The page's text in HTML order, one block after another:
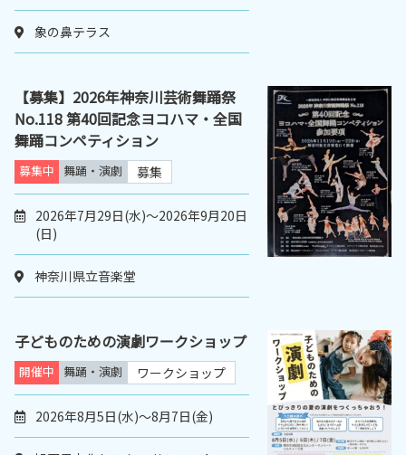
象の鼻テラス
【募集】2026年神奈川芸術舞踊祭
No.118 第40回記念ヨコハマ・全国
舞踊コンペティション
募集中 舞踊・演劇 募集
2026年7月29日(水)～2026年9月20日
(日)
神奈川県立音楽堂
子どものための演劇ワークショップ
開催中 舞踊・演劇 ワークショップ
2026年8月5日(水)～8月7日(金)